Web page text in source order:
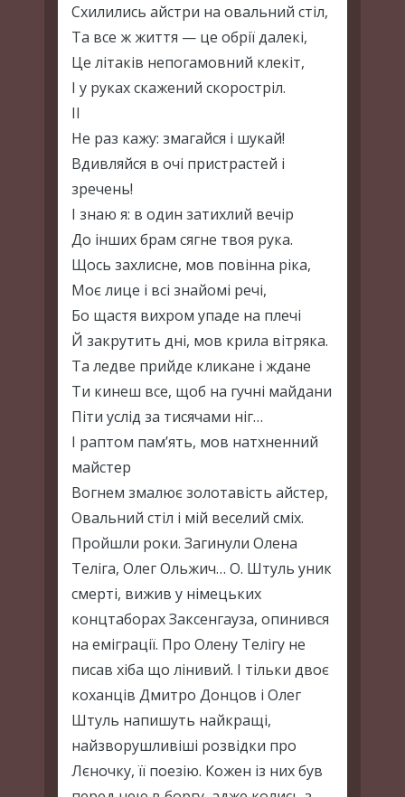
Схилились айстри на овальний стіл,
Та все ж життя — це обрії далекі,
Це літаків непогамовний клекіт,
І у руках скажений скоростріл.
II
Не раз кажу: змагайся і шукай!
Вдивляйся в очі пристрастей і
зречень!
І знаю я: в один затихлий вечір
До інших брам сягне твоя рука.
Щось захлисне, мов повінна ріка,
Моє лице і всі знайомі речі,
Бо щастя вихром упаде на плечі
Й закрутить дні, мов крила вітряка.
Та ледве прийде кликане і ждане
Ти кинеш все, щоб на гучні майдани
Піти услід за тисячами ніг…
І раптом пам’ять, мов натхненний
майстер
Вогнем змалює золотавість айстер,
Овальний стіл і мій веселий сміх.
Пройшли роки. Загинули Олена
Теліга, Олег Ольжич… О. Штуль уник
смерті, вижив у німецьких
концтаборах Заксенгауза, опинився
на еміграції. Про Олену Телігу не
писав хіба що лінивий. І тільки двоє
коханців Дмитро Донцов і Олег
Штуль напишуть найкращі,
найзворушливіші розвідки про
Лєночку, її поезію. Кожен із них був